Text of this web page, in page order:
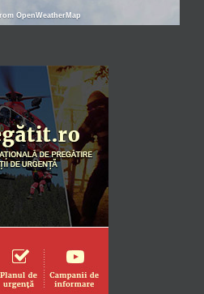
OpenWeatherMap